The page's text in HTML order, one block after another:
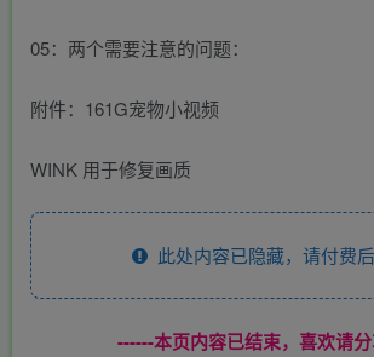
05：两个需要注意的问题：
附件：161G宠物小视频
WINK 用于修复画质
此处内容已隐藏，请付费
------本页内容已结束，喜欢请